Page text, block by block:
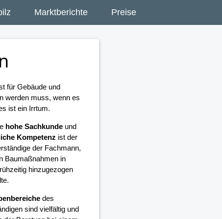
Marktberichte Preise
für Gebäude und
werden muss, wenn es
ist ein Irrtum.
hohe Sachkundeund
Kompetenz ist der
der Fachmann,
Baumaßnahmen in
hinzugezogen
des
sind vielfältig und